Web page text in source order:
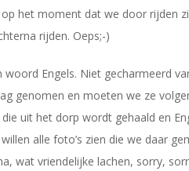
het moment dat we door rijden
rijden. Oeps;-)
Engels. Niet gecharmeerd
genomen en moeten we ze
uit het dorp wordt gehaald en
alle foto’s zien die we daar
wat vriendelijke lachen, sorry,